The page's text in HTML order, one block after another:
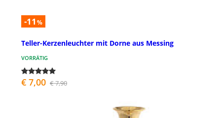
-11 %
Teller-Kerzenleuchter mit Dorne aus Messing
VORRÄTIG
€ 7,00 € 7,90